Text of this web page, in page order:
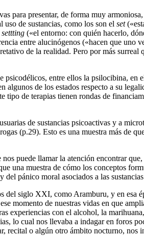
para presentar, de forma muy
de sustancias, como los son el set
settting («el entorno: con quién hacerlo,
entre alucinógenos («hacen que uno
de la realidad. Pero por más surreal
entre ellos la psilocibina, en
de los estados respecto a su
tipo de terapias tienen rondas de
de sustancias psicoactivas y a
(p.29). Esto es una muestra más de
puede llamar la atención encontrar
una muestra de cómo los conceptos
pánico moral asociados a las
del siglo XXI, como Aramburu, y en esa
momento de nuestras vidas en que
experiencias con el alcohol, la
lo cual nos llevaba a indagar en foros
recital o algún otro ámbito nocturno, nos